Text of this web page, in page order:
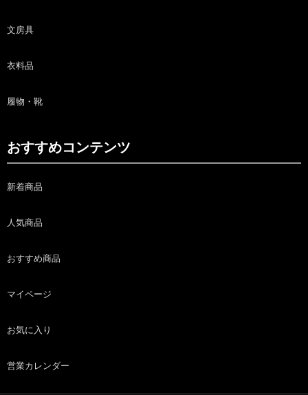
文房具
衣料品
履物・靴
おすすめコンテンツ
新着商品
人気商品
おすすめ商品
マイページ
お気に入り
営業カレンダー